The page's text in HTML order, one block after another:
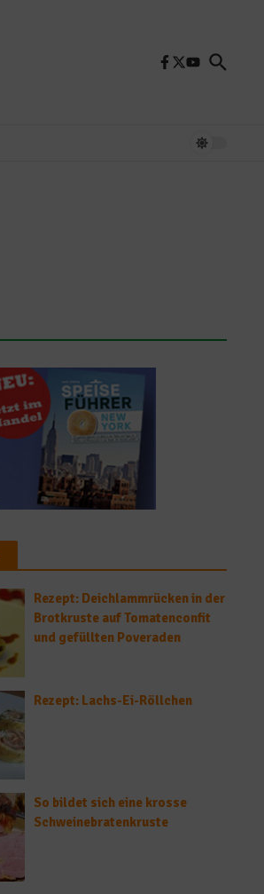
Rezept: Deichlammrücken in der
Brotkruste auf Tomatenconfit
und gefüllten Poveraden
Rezept: Lachs-Ei-Röllchen
So bildet sich eine krosse
Schweinebratenkruste